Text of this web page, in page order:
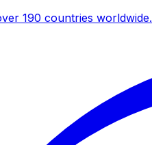
190 countries worldwide.